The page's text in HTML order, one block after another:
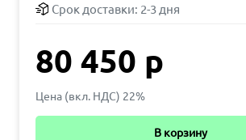
Срок доставки: 2-3 дня
80 450 р
Цена (вкл. НДС) 22%
В корзину